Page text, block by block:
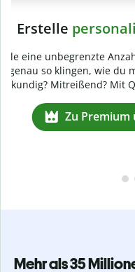
Mehr als 35